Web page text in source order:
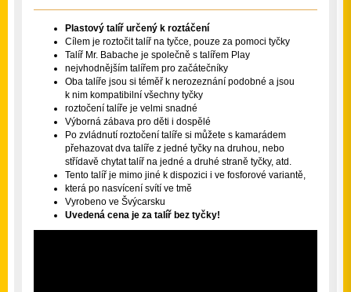
Plastový talíř určený k roztáčení
Cílem je roztočit talíř na tyčce, pouze za pomoci tyčky
Talíř Mr. Babache je společně s talířem Play
nejvhodnějším talířem pro začátečníky
Oba talíře jsou si téměř k nerozeznání podobné a jsou
k nim kompatibilní všechny tyčky
roztočení talíře je velmi snadné
Výborná zábava pro děti i dospělé
Po zvládnutí roztočení talíře si můžete s kamarádem
přehazovat dva talíře z jedné tyčky na druhou, nebo
střídavě chytat talíř na jedné a druhé straně tyčky, atd.
Tento talíř je mimo jiné k dispozici i ve fosforové variantě,
která po nasvícení svítí ve tmě
Vyrobeno ve Švýcarsku
Uvedená cena je za talíř bez tyčky!